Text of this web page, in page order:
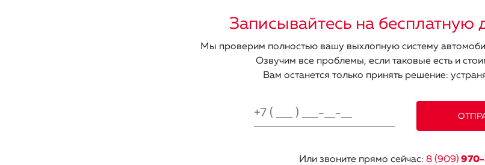
Записывайтесь на бесплатную
Мы проверим полностью вашу выхлопную систему
Озвучим все проблемы, если таковые есть и
Вам останется только принять решение:
Или звоните прямо сейчас: 8 (909)